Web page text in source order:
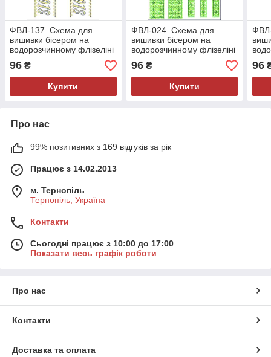
ФВЛ-137. Схема для
вишивки бісером на
водорозчинному флізеліні
96 ₴
Купити
ФВЛ-024. Схема для
вишивки бісером на
водорозчинному флізеліні
96₴
Купити
96
Про нас
99% позитивних з 169 відгуків за рік
Працює з 14.02.2013
м. Тернопіль
Тернопіль, Україна
Контакти
Сьогодні працює з 10:00 до 17:00
Показати весь графік роботи
Про нас
Контакти
Доставка та оплата